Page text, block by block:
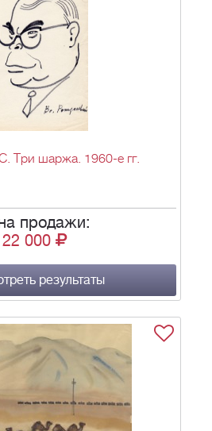
Три шаржа. 1960-е гг.
продажи:
22 000
результаты